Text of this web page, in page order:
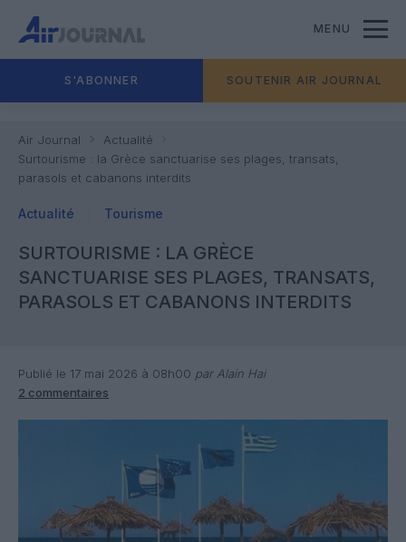
MENU
S'ABONNER SOUTENIR AIR JOURNAL
Air Journal
Actualité
Surtourisme : la Grèce sanctuarise ses plages, transats,
parasols et cabanons interdits
Actualité Tourisme
SURTOURISME : LA GRÈCE
SANCTUARISE SES PLAGES, TRANSATS,
PARASOLS ET CABANONS INTERDITS
Publié le 17 mai 2026 à 08h00 par Alain Hai
2 commentaires